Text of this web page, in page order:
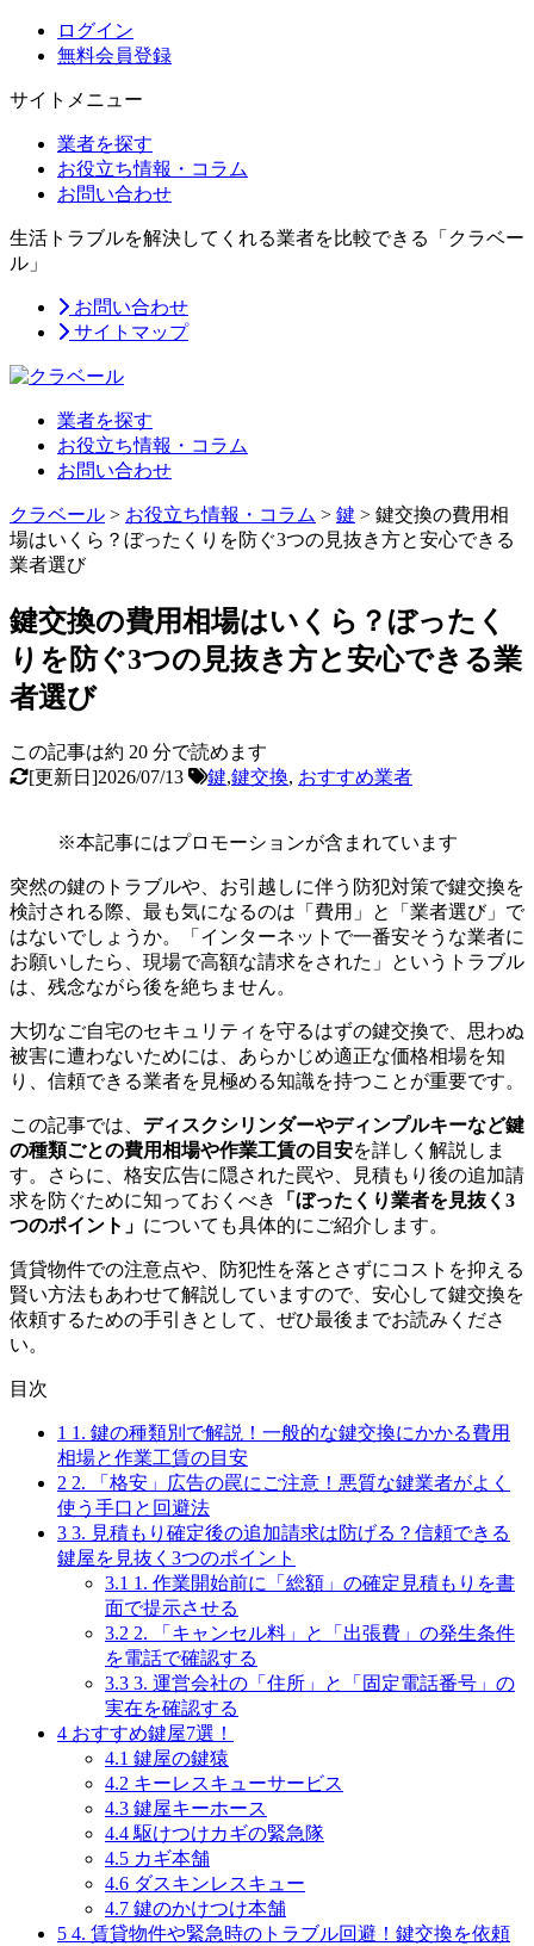
ログイン
無料会員登録
サイトメニュー
業者を探す
お役立ち情報・コラム
お問い合わせ
生活トラブルを解決してくれる業者を比較できる「クラベー
ル」
お問い合わせ
サイトマップ
業者を探す
お役立ち情報・コラム
お問い合わせ
クラベール > お役立ち情報・コラム > 鍵 > 鍵交換の費用相
場はいくら？ぼったくりを防ぐ3つの見抜き方と安心できる
業者選び
鍵交換の費用相場はいくら？ぼったく
りを防ぐ3つの見抜き方と安心できる業
者選び
この記事は約 20 分で読めます
[更新日]2026/07/13
鍵,鍵交換, おすすめ業者
※本記事にはプロモーションが含まれています
突然の鍵のトラブルや、お引越しに伴う防犯対策で鍵交換を
検討される際、最も気になるのは「費用」と「業者選び」で
はないでしょうか。「インターネットで一番安そうな業者に
お願いしたら、現場で高額な請求をされた」というトラブル
は、残念ながら後を絶ちません。
大切なご自宅のセキュリティを守るはずの鍵交換で、思わぬ
被害に遭わないためには、あらかじめ適正な価格相場を知
り、信頼できる業者を見極める知識を持つことが重要です。
この記事では、 ディスクシリンダーやディンプルキーなど鍵
の種類ごとの費用相場や作業工賃の目安を詳しく解説しま
す。さらに、格安広告に隠された罠や、見積もり後の追加請
求を防ぐために知っておくべき
「ぼったくり業者を見抜く3
つのポイント」 についても具体的にご紹介します。
賃貸物件での注意点や、防犯性を落とさずにコストを抑える
賢い方法もあわせて解説していますので、安心して鍵交換を
依頼するための手引きとして、ぜひ最後までお読みくださ
い。
目次
1 1. 鍵の種類別で解説！一般的な鍵交換にかかる費用
相場と作業工賃の目安
2 2. 「格安」広告の罠にご注意！悪質な鍵業者がよく
使う手口と回避法
3 3. 見積もり確定後の追加請求は防げる？信頼できる
鍵屋を見抜く3つのポイント
3.1 1. 作業開始前に「総額」の確定見積もりを書
面で提示させる
3.2 2. 「キャンセル料」と「出張費」の発生条件
を電話で確認する
3.3 3. 運営会社の「住所」と「固定電話番号」の
実在を確認する
4 おすすめ鍵屋7選！
4.1 鍵屋の鍵猿
4.2 キーレスキューサービス
4.3 鍵屋キーホース
4.4 駆けつけカギの緊急隊
4.5 カギ本舗
4.6 ダスキンレスキュー
4.7 鍵のかけつけ本舗
5 4. 賃貸物件や緊急時のトラブル回避！鍵交換を依頼